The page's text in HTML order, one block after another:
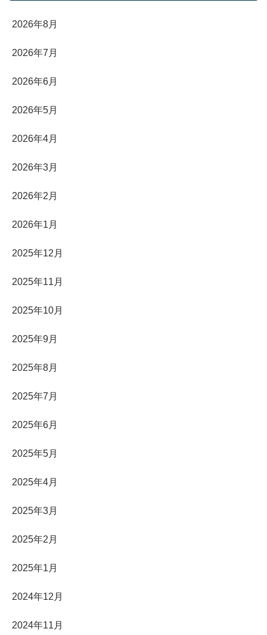
2026年8月
2026年7月
2026年6月
2026年5月
2026年4月
2026年3月
2026年2月
2026年1月
2025年12月
2025年11月
2025年10月
2025年9月
2025年8月
2025年7月
2025年6月
2025年5月
2025年4月
2025年3月
2025年2月
2025年1月
2024年12月
2024年11月